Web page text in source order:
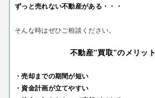
ずっと売れない不動産がある・・・
そんな時はぜひご相談ください。
不動産”買取”のメリット
・売却までの期間が短い
・資金計画が立てやすい